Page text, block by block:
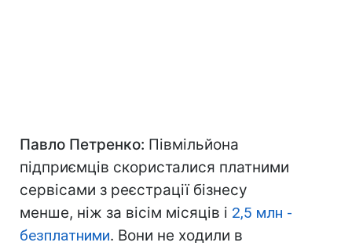
Павло Петренко: Півмільйона
підприємців скористалися платними
сервісами з реєстрації бізнесу
менше, ніж за вісім місяців і 2,5 млн -
безплатними. Вони не ходили в